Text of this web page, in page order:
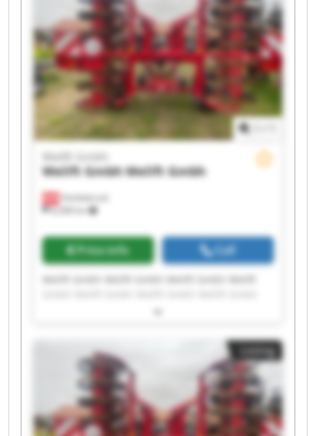
Vöcklabruck
8,268 km
Welift Gmbh
Welift GmbhWelift Gmbh
Price info Call
Welift Gmbh Welift Gmbh Welift Gmbh Welift
Welift Gmbh Welift Gmbh Welift Gmbh Welift
Welift Gmbh Welift Gmbh Welift Gmbh Welift
Gmbh Welift Gmbh Welift Gmbh
Listing